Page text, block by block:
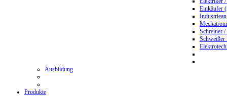
Einkäufer
Schreiner
Ausbildung
Produkte